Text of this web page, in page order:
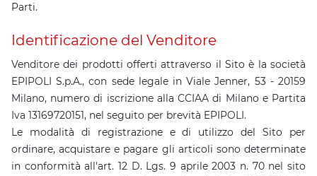
Parti.
Identificazione del Venditore
Venditore dei prodotti offerti attraverso il Sito è la società
EPIPOLI S.p.A., con sede legale in Viale Jenner, 53 - 20159
Milano, numero di iscrizione alla CCIAA di Milano e Partita
Iva 13169720151, nel seguito per brevità EPIPOLI.
Le modalità di registrazione e di utilizzo del Sito per
ordinare, acquistare e pagare gli articoli sono determinate
in conformità all'art. 12 D. Lgs. 9 aprile 2003 n. 70 nel sito